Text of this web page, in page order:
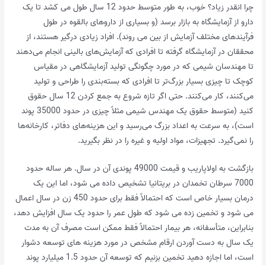
چرا انقدر زیاد؟ خوب، به طور متوسط ​​حدود 12 سال طول می کشد تا یک
دارو از آزمایشگاه به بازار برسد (و بسیاری از داروهای بالقوه در طول
فرآیندهای مختلف آزمایش از بین می روند). افراد زیادی درگیر هستند، از
محققان در آزمایشگاه گرفته تا افرادی که آزمایش‌های بالینی انجام می‌دهند
تا مهندسان شیمی که در مورد چگونگی تولید آزمایشگاهی در مقیاس
کوچک تا چیزی بسیار بزرگ‌تر تا افرادی که بسته‌بندی را طراحی و تولید
می‌کنند، کار می‌کنند. حتی اگر تازه شروع به جمع کردن 12 سال حقوق
کنید (متوسط ​​حقوق یک مهندس شیمی مثلاً چیزی در حدود 35000 پوند
است)، به سرعت به اعداد بزرگ می‌رسید و این هزینه‌های دفاتر، کارخانه‌ها
را نمی‌گیرد. تجهیزات، مواد اولیه و غیره را در نظر بگیرید.
بازگشت به اولاپاریب و قیمت 49000 پوندی آن در سال. هر ساله حدود
7000 سرطان تخمدان در بریتانیا تشخیص داده می شود، اما این یک
درمان بسیار خاص است که احتمالاً فقط برای حدود 450 زن در سال اعمال
می شود و تخمین زده می شود که طول عمر را حدود یک سال افزایش دهد،
بنابراین، متأسفانه، هر بیمار احتمالاً فقط ممکن است مصرف آن به مدت
یک سال به دست آوردن ارقام مشخص در مورد هزینه های توسعه دشوار
است، اما اجازه دهید تخمین بزنیم که توسعه آن حدود 1.5 میلیارد پوند